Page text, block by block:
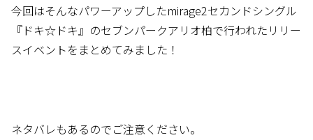
今回はそんなパワーアップしたmirage2セカンドシングル
『ドキ☆ドキ』のセブンパークアリオ柏で行われたリリー
スイベントをまとめてみました！
ネタバレもあるのでご注意ください。